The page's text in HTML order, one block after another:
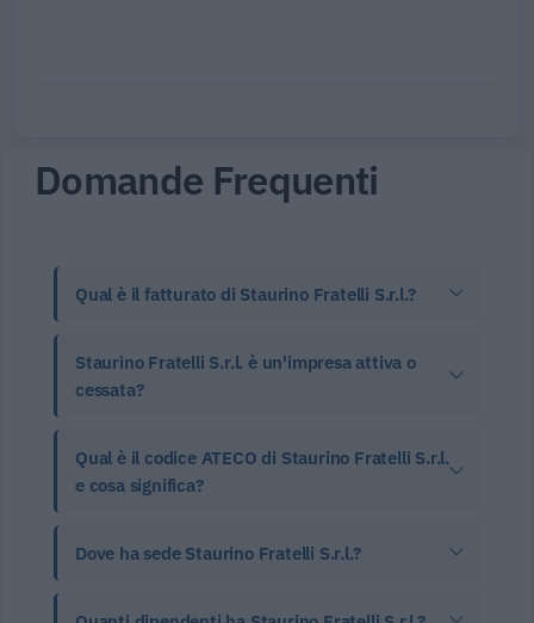
Domande Frequenti
Qual è il fatturato di Staurino Fratelli S.r.l.?
Staurino Fratelli S.r.l. è un'impresa attiva o
cessata?
Qual è il codice ATECO di Staurino Fratelli S.r.l.
e cosa significa?
Dove ha sede Staurino Fratelli S.r.l.?